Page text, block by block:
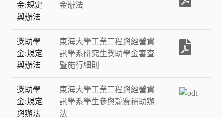
金:規定
與辦法
金辦法
獎助學
金:規定
與辦法
東海大學工業工程與經營資
訊學系研究生獎助學金審查
暨施行細則
獎助學
金:規定
與辦法
東海大學工業工程與經營資
訊學系學生參與競賽補助辦
法